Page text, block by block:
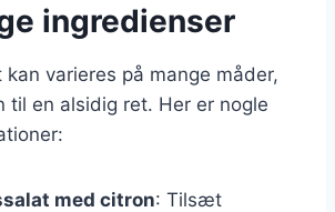
ingredienser
kan varieres på mange måder,
til en alsidig ret. Her er nogle
med citron: Tilsæt